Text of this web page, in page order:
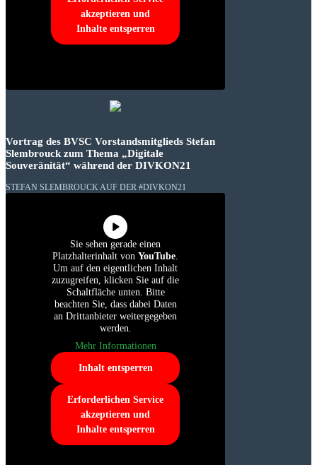
akzeptieren und
Inhalte entsperren
Vortrag des BVSC Vorstandsmitglieds Stefan
Slembrouck zum Thema „Digitale
Souveränität“ während der DIVKON21
STEFAN SLEMBROUCK AUF DER #DIVKON21
Sie sehen gerade einen
Platzhalterinhalt von YouTube.
Um auf den eigentlichen Inhalt
zuzugreifen, klicken Sie auf die
Schaltfläche unten. Bitte
beachten Sie, dass dabei Daten
an Drittanbieter weitergegeben
werden.
Mehr Informationen
Inhalt entsperren
Erforderlichen Service
akzeptieren und
Inhalte entsperren